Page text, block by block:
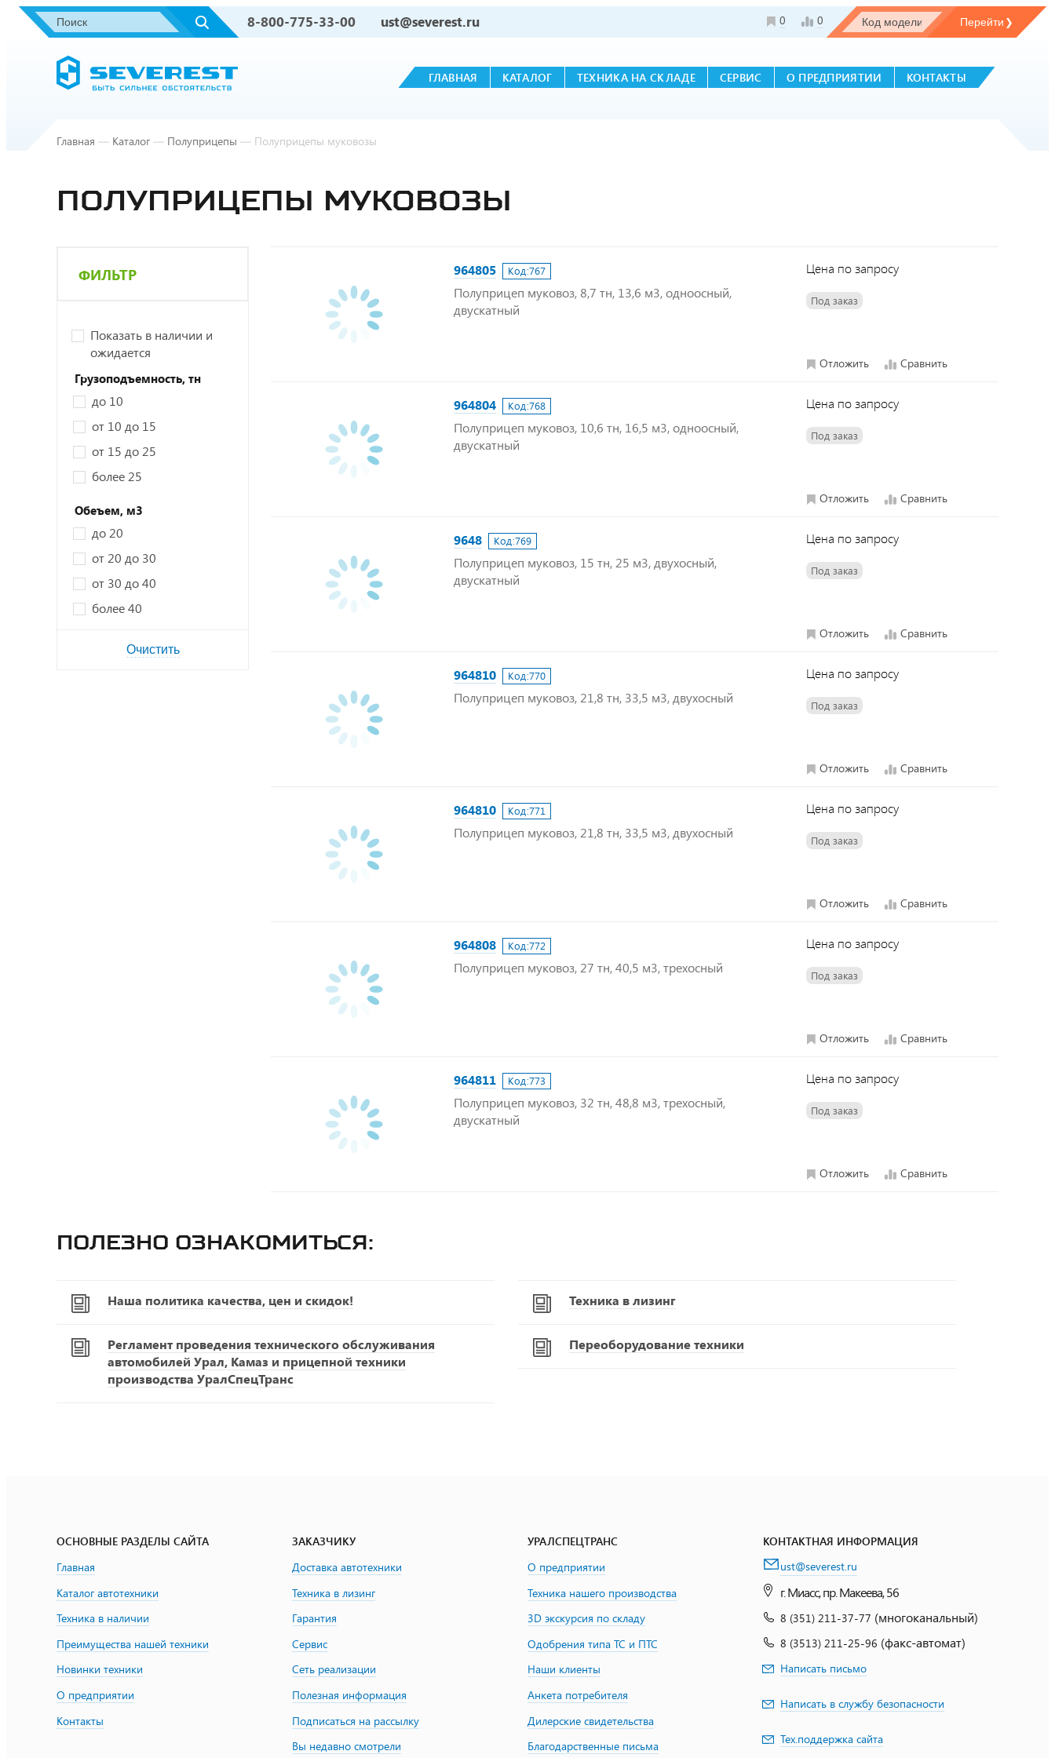
8-800-775-33-00 ust@severest.ru 0 0
ГЛАВНАЯ КАТАЛОГ ТЕХНИКА НА СКЛАДЕ СЕРВИС О ПРЕДПРИЯТИИ КОНТАКТЫ
Главная — Каталог — Полуприцепы — Полуприцепы муковозы
ПОЛУПРИЦЕПЫ МУКОВОЗЫ
ФИЛЬТР
Показать в наличии и
ожидается
Грузоподъемность, тн
до 10
от 10 до 15
от 15 до 25
более 25
Обеъем, м3
до 20
от 20 до 30
от 30 до 40
более 40
964805 Код:767
Полуприцеп муковоз, 8,7 тн, 13,6 м3, одноосный,
двускатный
Цена по запросу
Под заказ
Отложить Сравнить
964804 Код:768
Полуприцеп муковоз, 10,6 тн, 16,5 м3, одноосный,
двускатный
Цена по запросу
Под заказ
Отложить Сравнить
9648 Код:769
Полуприцеп муковоз, 15 тн, 25 м3, двухосный,
двускатный
Цена по запросу
Под заказ
Отложить Сравнить
964810 Код:770
Полуприцеп муковоз, 21,8 тн, 33,5 м3, двухосный
Цена по запросу
Под заказ
Отложить Сравнить
964810 Код:771
Полуприцеп муковоз, 21,8 тн, 33,5 м3, двухосный
Цена по запросу
Под заказ
Отложить Сравнить
964808 Код:772
Полуприцеп муковоз, 27 тн, 40,5 м3, трехосный
Цена по запросу
Под заказ
Отложить Сравнить
964811 Код:773
Полуприцеп муковоз, 32 тн, 48,8 м3, трехосный,
двускатный
Цена по запросу
Под заказ
Отложить Сравнить
Полезно ознакомиться:
Наша политика качества, цен и скидок! Техника в лизинг
Регламент проведения технического обслуживания
автомобилей Урал, Камаз и прицепной техники
производства УралСпецТранс
Переоборудование техники
ОСНОВНЫЕ РАЗДЕЛЫ САЙТА
Главная
Каталог автотехники
Техника в наличии
Преимущества нашей техники
Новинки техники
О предприятии
Контакты
ЗАКАЗЧИКУ
Доставка автотехники
Техника в лизинг
Гарантия
Сервис
Сеть реализации
Полезная информация
Подписаться на рассылку
Вы недавно смотрели
УРАЛСПЕЦТРАНС
О предприятии
Техника нашего производства
3D экскурсия по складу
Одобрения типа ТС и ПТС
Наши клиенты
Анкета потребителя
Дилерские свидетельства
Благодарственные письма
КОНТАКТНАЯ ИНФОРМАЦИЯ
ust@severest.ru
г. Миасс, пр. Макеева, 56
8 (351) 211-37-77 (многоканальный)
8 (3513) 211-25-96 (факс-автомат)
Написать письмо
Написать в службу безопасности
Тех.поддержка сайта